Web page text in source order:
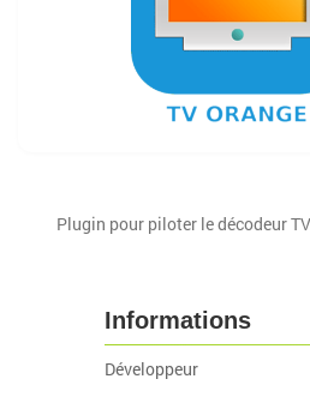
Plugin pour piloter le décodeur
Informations
Développeur